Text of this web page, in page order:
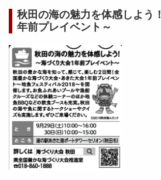
秋田の海の魅力を体感しよう
年前プレイベント～